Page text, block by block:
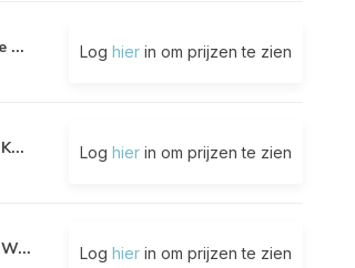
... Log hierin om prijzen te zien
Log hierin om prijzen te zien
Log hierin om prijzen te zien